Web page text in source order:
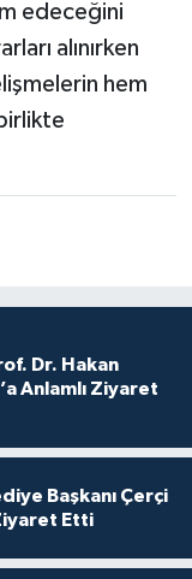
edeceğini
alınırken
hem
Dr. Hakan
Anlamlı Ziyaret
Başkanı Çerçi
Etti